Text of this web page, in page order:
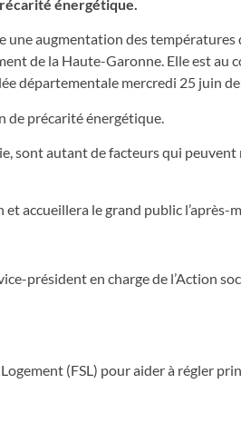
énergétique.
augmentation des températures
de la Haute-Garonne. Elle est au
départementale mercredi 25 juin
de précarité énergétique.
sont autant de facteurs qui
accueillera le grand public l’après-
président en charge de l’Action
(FSL) pour aider à régler